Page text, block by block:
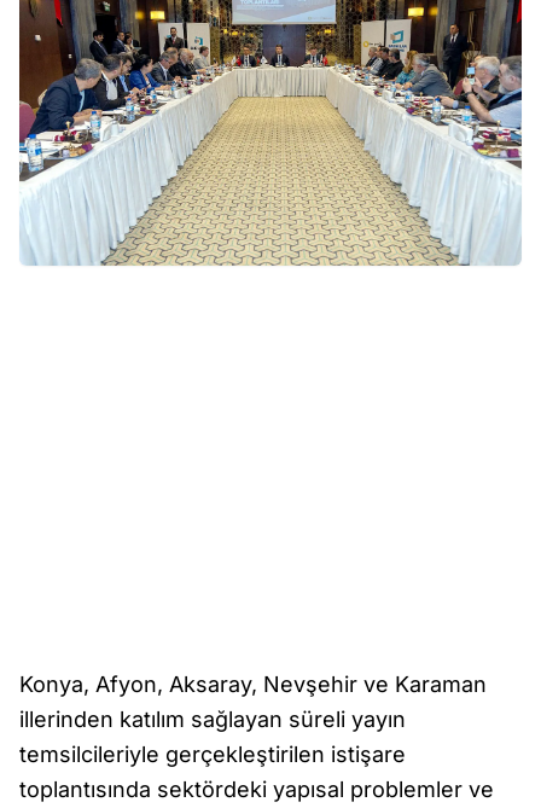
Konya, Afyon, Aksaray, Nevşehir ve Karaman
illerinden katılım sağlayan süreli yayın
temsilcileriyle gerçekleştirilen istişare
toplantısında sektördeki yapısal problemler ve